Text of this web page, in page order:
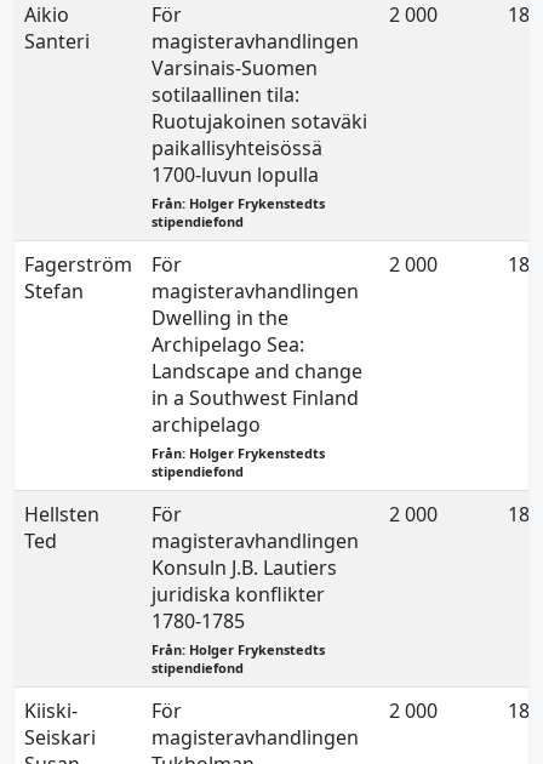
Aikio
Santeri
För
magisteravhandlingen
Varsinais-Suomen
sotilaallinen tila:
Ruotujakoinen sotaväki
paikallisyhteisössä
1700-luvun lopulla
Från: Holger Frykenstedts
stipendiefond
2 000
Fagerström
Stefan
För
magisteravhandlingen
Dwelling in the
Archipelago Sea:
Landscape and change
in a Southwest Finland
archipelago
Från: Holger Frykenstedts
stipendiefond
2 000
Hellsten
Ted
För
magisteravhandlingen
Konsuln J.B. Lautiers
juridiska konflikter
1780-1785
Från: Holger Frykenstedts
stipendiefond
2 000
Kiiski-
Seiskari
För
magisteravhandlingen
2 000